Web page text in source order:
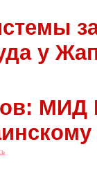
у
МИД